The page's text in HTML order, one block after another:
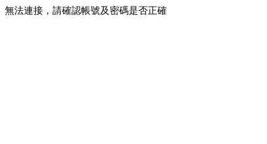
無法連接，請確認帳號及密碼是否正確